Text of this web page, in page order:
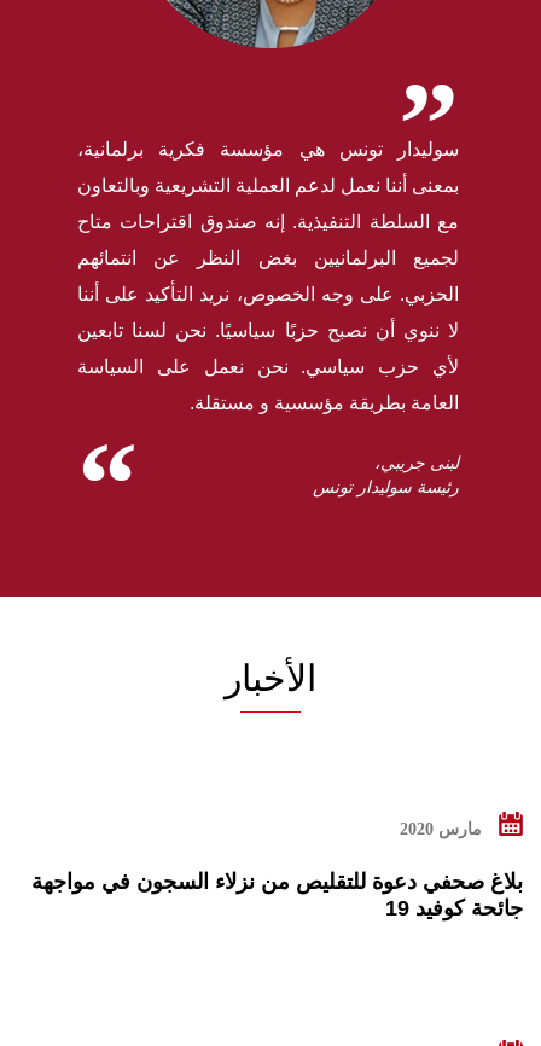
سوليدار تونس هي مؤسسة فكرية برلمانية،
بمعنى أننا نعمل لدعم العملية التشريعية وبالتعاون
مع السلطة التنفيذية. إنه صندوق اقتراحات متاح
لجميع البرلمانيين بغض النظر عن انتمائهم
الحزبي. على وجه الخصوص، نريد التأكيد على أننا
لا ننوي أن نصبح حزبًا سياسيًا. نحن لسنا تابعين
لأي حزب سياسي. نحن نعمل على السياسة
العامة بطريقة مؤسسية و مستقلة.
لبنى جريبي،
رئيسة سوليدار تونس
الأخبار
مارس 2020
بلاغ صحفي دعوة للتقليص من نزلاء السجون في مواجهة
جائحة كوفيد 19